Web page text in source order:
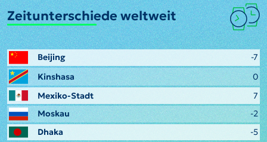
Zeitunterschiede weltweit
Beijing
-7
Kinshasa
0
Mexiko-Stadt
7
Moskau
-2
Dhaka
-5